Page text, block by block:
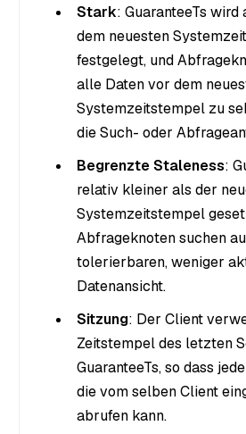
Stark: GuaranteeTs
dem neuesten
festgelegt, und
alle Daten vor dem
Systemzeitstempel zu
die Such- oder
Begrenzte Staleness:
relativ kleiner als der
Systemzeitstempel
Abfrageknoten suchen
tolerierbaren, weniger
Datenansicht.
Sitzung: Der Client
Zeitstempel des letzten
GuaranteeTs, so dass
die vom selben Client
abrufen kann.